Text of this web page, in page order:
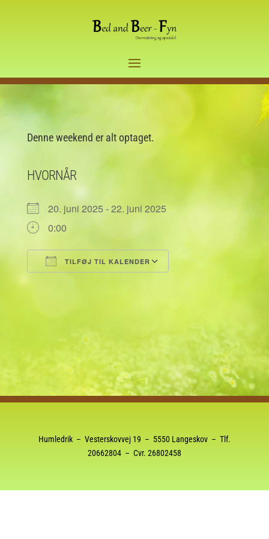
Denne weekend er alt optaget.
HVORNÅR
20. juni 2025 - 22. juni 2025
0:00
TILFØJ TIL KALENDER
Humledrik – Vesterskovvej 19 – 5550 Langeskov – Tlf.
20662804– Cvr. 26802458